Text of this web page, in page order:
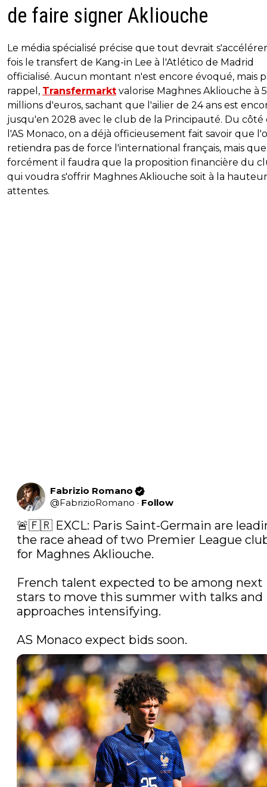
de faire signer Akliouche
Le média spécialisé précise que tout devrait
fois le transfert de Kang-in Lee à l'Atlético de Madrid
officialisé. Aucun montant n'est encore évoqué, mais
rappel, Transfermarkt valorise Maghnes Akliouche à
millions d'euros, sachant que l'ailier de 24 ans est
jusqu'en 2028 avec le club de la Principauté. Du côté
l'AS Monaco, on a déjà officieusement fait savoir que
retiendra pas de force l'international français, mais que
forcément il faudra que la proposition financière du
qui voudra s'offrir Maghnes Akliouche soit à la
attentes.
Fabrizio Romano
@FabrizioRomano · Follow
🚨🇫🇷 EXCL: Paris Saint-Germain are
the race ahead of two Premier League
for Maghnes Akliouche.
French talent expected to be among next
stars to move this summer with talks and
approaches intensifying.
AS Monaco expect bids soon.